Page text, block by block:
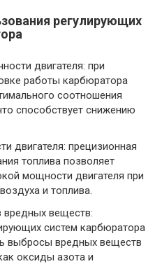
регулирующих
двигателя: при
работы карбюратора
соотношения
способствует снижению
двигателя: прецизионная
топлива позволяет
мощности двигателя при
и топлива.
веществ:
систем карбюратора
выбросы вредных веществ
оксиды азота и